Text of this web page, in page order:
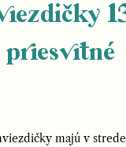
priesvitné
majú v